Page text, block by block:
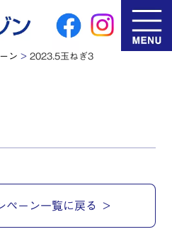
ン >2023.5玉ねぎ3
ペーン一覧に戻る